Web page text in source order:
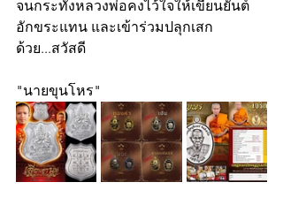
จนกระทั่งหลวงพ่อคงไว้ใจให้เขียนยันต์
อักขระแทน และเข้าร่วมปลุกเสก
ด้วย...สวัสดี
"นายขุนโหร"